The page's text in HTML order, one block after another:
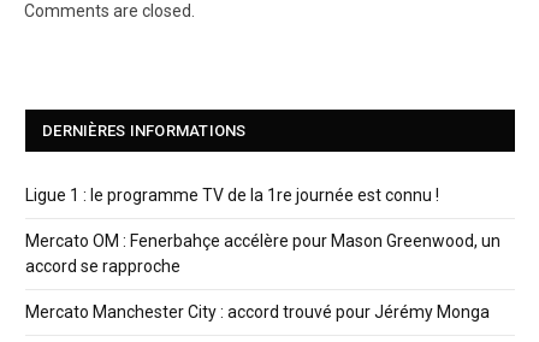
Comments are closed.
DERNIÈRES INFORMATIONS
Ligue 1 : le programme TV de la 1re journée est connu !
Mercato OM : Fenerbahçe accélère pour Mason Greenwood, un
accord se rapproche
Mercato Manchester City : accord trouvé pour Jérémy Monga